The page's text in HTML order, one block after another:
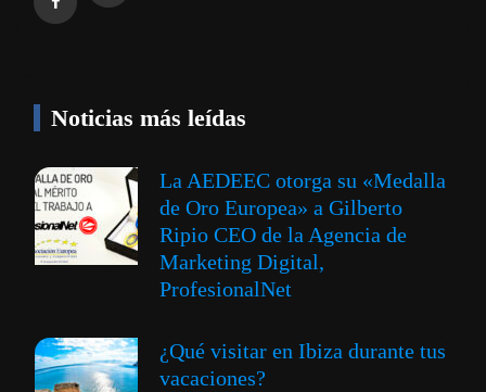
Noticias más leídas
La AEDEEC otorga su «Medalla
de Oro Europea» a Gilberto
Ripio CEO de la Agencia de
Marketing Digital,
ProfesionalNet
¿Qué visitar en Ibiza durante tus
vacaciones?